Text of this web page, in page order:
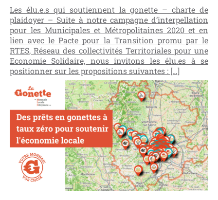
Les élu.e.s qui soutiennent la gonette – charte de
plaidoyer – Suite à notre campagne d’interpellation
pour les Municipales et Métropolitaines 2020 et en
lien avec le Pacte pour la Transition promu par le
RTES, Réseau des collectivités Territoriales pour une
Economie Solidaire, nous invitons les élu.es à se
positionner sur les propositions suivantes : […]